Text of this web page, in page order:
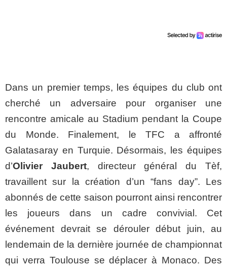
Dans un premier temps, les équipes du club ont
cherché un adversaire pour organiser une
rencontre amicale au Stadium pendant la Coupe
du Monde. Finalement, le TFC a affronté
Galatasaray en Turquie. Désormais, les équipes
d’Olivier Jaubert, directeur général du Tèf,
travaillent sur la création d’un “fans day”. Les
abonnés de cette saison pourront ainsi rencontrer
les joueurs dans un cadre convivial. Cet
événement devrait se dérouler début juin, au
lendemain de la dernière journée de championnat
qui verra Toulouse se déplacer à Monaco. Des